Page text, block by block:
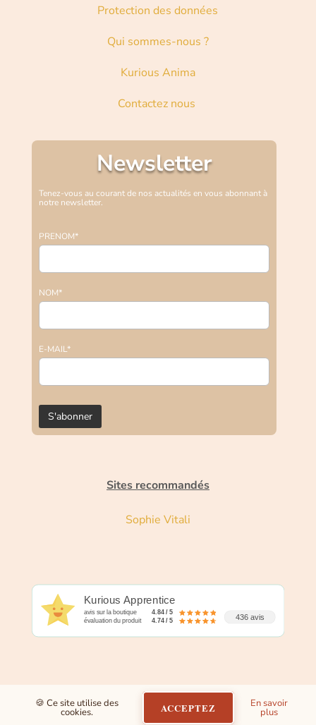
Protection des données
Qui sommes-nous ?
Kurious Anima
Contactez nous
Newsletter
Tenez-vous au courant de nos actualités en vous abonnant à
notre newsletter.
PRENOM*
NOM*
E-MAIL*
Sites recommandés
Sophie Vitali
Kurious Apprentice
avis sur la boutique 4.84 / 5
évaluation du produit 4.74 / 5 436 avis
🍪 Ce site utilise des
cookies. ACCEPTEZ En savoir
plus